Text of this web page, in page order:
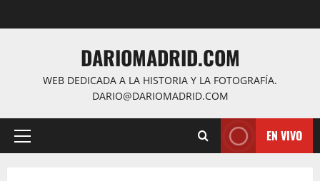
al
DARIOMADRID.COM
WEB DEDICADA A LA HISTORIA Y LA FOTOGRAFÍA.
DARIO@DARIOMADRID.COM
Menú
EN VIVO